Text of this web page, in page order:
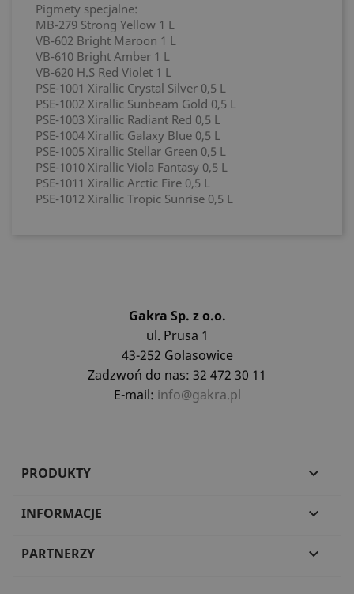
Pigmety specjalne:
MB-279 Strong Yellow 1 L
VB-602 Bright Maroon 1 L
VB-610 Bright Amber 1 L
VB-620 H.S Red Violet 1 L
PSE-1001 Xirallic Crystal Silver 0,5 L
PSE-1002 Xirallic Sunbeam Gold 0,5 L
PSE-1003 Xirallic Radiant Red 0,5 L
PSE-1004 Xirallic Galaxy Blue 0,5 L
PSE-1005 Xirallic Stellar Green 0,5 L
PSE-1010 Xirallic Viola Fantasy 0,5 L
PSE-1011 Xirallic Arctic Fire 0,5 L
PSE-1012 Xirallic Tropic Sunrise 0,5 L
Gakra Sp. z o.o.
ul. Prusa 1
43-252 Golasowice
Zadzwoń do nas: 32 472 30 11
E-mail: info@gakra.pl
PRODUKTY 
INFORMACJE 
PARTNERZY 